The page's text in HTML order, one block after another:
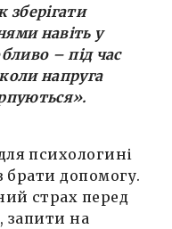
зберігати
навіть у
– під час
напруга
психологині
брати допомогу.
страх перед
запити на